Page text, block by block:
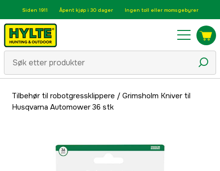
Siden 1911 Åpent kjøp i 30 dager Ingen toll eller momsgebyrer
Tilbehør til robotgressklippere / Grimsholm Kniver til
Husqvarna Automower 36 stk